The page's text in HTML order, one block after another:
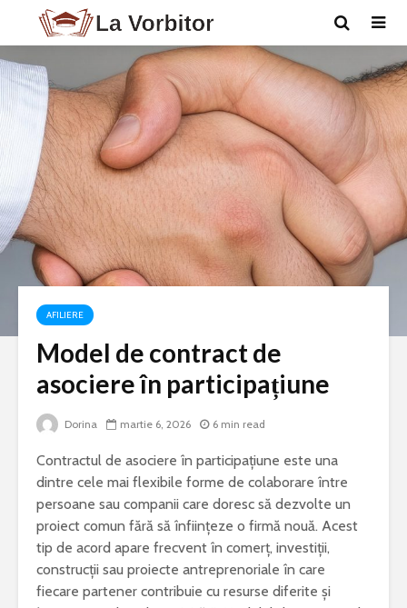
AFILIERE
Model de contract de
asociere în participațiune
Dorina martie 6, 2026 6 min read
Contractul de asociere în participațiune este una
dintre cele mai flexibile forme de colaborare între
persoane sau companii care doresc să dezvolte un
proiect comun fără să înființeze o firmă nouă. Acest
tip de acord apare frecvent în comerț, investiții,
construcții sau proiecte antreprenoriale în care
fiecare partener contribuie cu resurse diferite și
pentru lucrări de
bricolaj acasă
Ce poți vizita într-
un weekend în
județul Gorj
Ziua Mondială a
specii din